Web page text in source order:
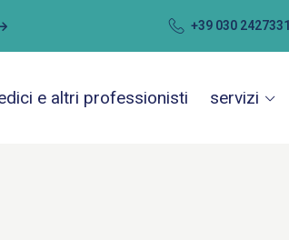
+39 030 2427331
e altri professionisti servizi